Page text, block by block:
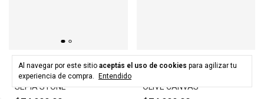
Al navegar por este sitio aceptás el uso de cookies para agilizar tu
experiencia de compra.
Entendido
HURLEY
Gorra HURLEY LEVELS HAT -
SEPIA STONE
HURLEY
OLIVE CANVAS